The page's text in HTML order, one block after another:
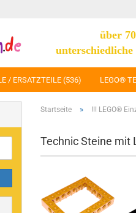
über
/ ERSATZTEILE (536) LEGO®
Startseite » !!! LEGO®
Technic Steine mit